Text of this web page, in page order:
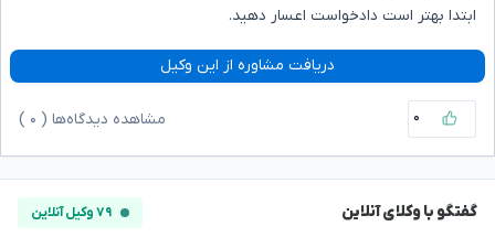
ابتدا بهتر است دادخواست اعسار دهید.
دریافت مشاوره از این وکیل
۰ مشاهده دیدگاه‌ها ( ۰
گفتگو با وکلای آنلاین ۷۹ وکیل آنلاین